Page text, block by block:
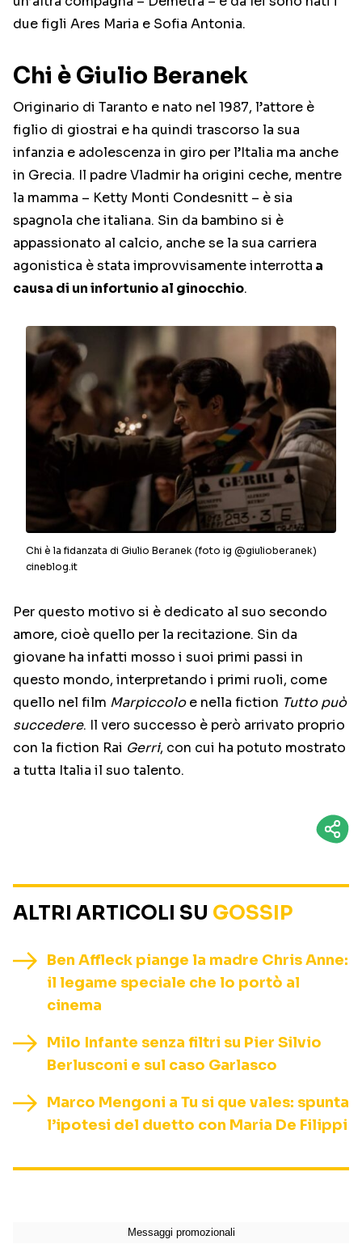
due figli Ares Maria e Sofia Antonia.
Chi è Giulio Beranek
Originario di Taranto e nato nel 1987, l’attore è
figlio di giostrai e ha quindi trascorso la sua
infanzia e adolescenza in giro per l’Italia ma anche
in Grecia. Il padre Vladmir ha origini ceche, mentre
la mamma – Ketty Monti Condesnitt – è sia
spagnola che italiana. Sin da bambino si è
appassionato al calcio, anche se la sua carriera
agonistica è stata improvvisamente interrotta a
causa di un infortunio al ginocchio.
Chi è la fidanzata di Giulio Beranek (foto ig @giulioberanek)
cineblog.it
Per questo motivo si è dedicato al suo secondo
amore, cioè quello per la recitazione. Sin da
giovane ha infatti mosso i suoi primi passi in
questo mondo, interpretando i primi ruoli, come
quello nel film Marpiccoloe nella fiction Tutto può
succedere. Il vero successo è però arrivato proprio
con la fiction Rai Gerri, con cui ha potuto mostrato
a tutta Italia il suo talento.
ALTRI ARTICOLI SU GOSSIP
Ben Affleck piange la madre Chris Anne:
il legame speciale che lo portò al
cinema
Milo Infante senza filtri su Pier Silvio
Berlusconi e sul caso Garlasco
Marco Mengoni a Tu si que vales: spunta
l’ipotesi del duetto con Maria De Filippi